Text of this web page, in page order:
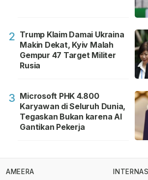
2 Trump Klaim Damai Ukraina
Makin Dekat, Kyiv Malah
Gempur 47 Target Militer
Rusia
3 Microsoft PHK 4.800
Karyawan di Seluruh Dunia,
Tegaskan Bukan karena AI
Gantikan Pekerja
AMEERA